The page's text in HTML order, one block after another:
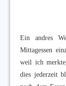
Ein andres
Mittagessen
weil ich
dies jederzeit